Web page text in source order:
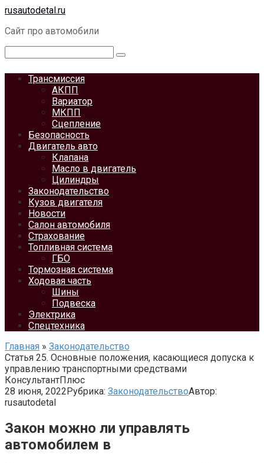
Перейти
контенту
rusautodetal.ru
Сайт про автомобили
Трансмиссия
АКПП
Вариатор
МКПП
Сцепление
Безопасность
Двигатель авто
Клапана
Масло в двигатель
Цилиндры
Законодательство
Кузов двигателя
Новости
Салон автомобиля
Страхование
Топливная система
ГБО
Тормозная система
Ходовая часть
Шины
Подвеска
Электрика
Спецтехника
Главная » Законодательство
Статья 25. Основные положения, касающиеся допуска к
управлению транспортными средствами
КонсультантПлюс
28 июня, 2022Рубрика: ЗаконодательствоАвтор:
rusautodetal
Закон можно ли управлять
автомобилем в